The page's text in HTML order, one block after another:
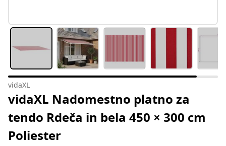
vidaXL
vidaXL Nadomestno platno za
tendo Rdeča in bela 450 × 300 cm
Poliester